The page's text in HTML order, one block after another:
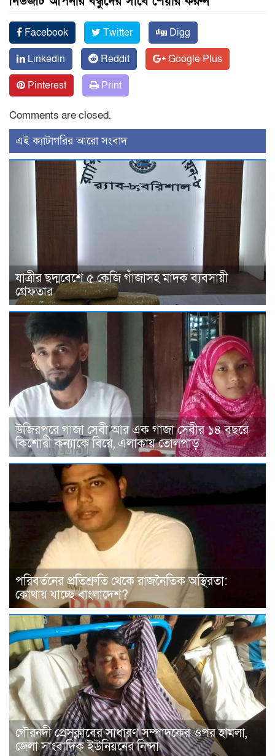
Facebook Twitter
Digg
Linkedin
Reddit
Google Plus
Pinterest
Print
Comments are closed.
‍এই ক্যাটাগরির ‍আরো সংবাদ
যাত্রীর ছদ্মবেশে ৫ কেজি গাঁজাসহ মাদক ব্যবসায়ী
গ্রেফতার
উজিরপুরে গাজা সেবী আর এক গাজা সেবীর ১৪ বছরে
কিশোরী কন্যাকে বিয়ে, এলাকায় তোলপাড়
পরিবর্তনের প্রতিশ্রুতি থেকে রাজনৈতিক অস্থিরতা:
কোথায় যাচ্ছে বাংলাদেশ?
গৌরনদী প্রেসক্লাবের সাধারণ সম্পাদকের ওপর হামলা,
জেলা সাংবাদিক ইউনিয়নের নিন্দা